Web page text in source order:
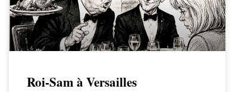
Roi-Sam à Versailles